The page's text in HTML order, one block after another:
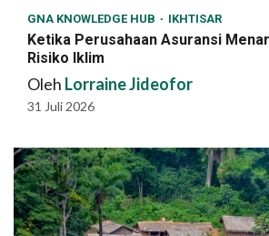
GNA KNOWLEDGE HUB IKHTISAR
Ketika Perusahaan Asuransi
Risiko Iklim
Oleh Lorraine Jideofor
31 Juli 2026